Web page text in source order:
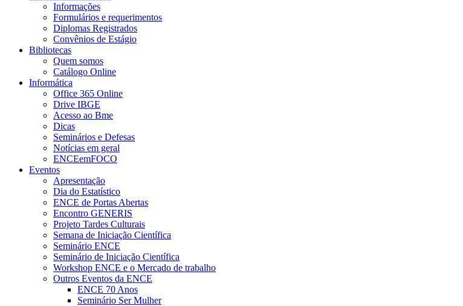
Informações
Formulários e requerimentos
Diplomas Registrados
Convênios de Estágio
Bibliotecas
Quem somos
Catálogo Online
Informática
Office 365 Online
Drive IBGE
Acesso ao Bme
Dicas
Seminários e Defesas
Notícias em geral
ENCEemFOCO
Eventos
Apresentação
Dia do Estatístico
ENCE de Portas Abertas
Encontro GENERIS
Projeto Tardes Culturais
Semana de Iniciação Científica
Seminário ENCE
Seminário de Iniciação Científica
Workshop ENCE e o Mercado de trabalho
Outros Eventos da ENCE
ENCE 70 Anos
Seminário Ser Mulher